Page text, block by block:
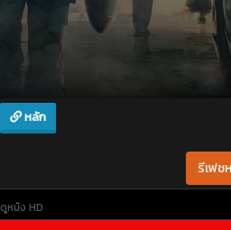
หลัก
รีเฟช
ดูหนัง HD